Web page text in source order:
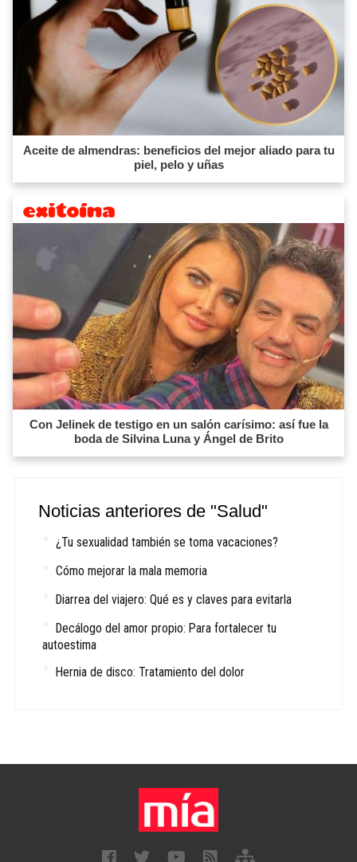
Aceite de almendras: beneficios del mejor aliado para tu
piel, pelo y uñas
Con Jelinek de testigo en un salón carísimo: así fue la
boda de Silvina Luna y Ángel de Brito
Noticias anteriores de "Salud"
¿Tu sexualidad también se toma vacaciones?
Cómo mejorar la mala memoria
Diarrea del viajero: Qué es y claves para evitarla
Decálogo del amor propio: Para fortalecer tu
autoestima
Hernia de disco: Tratamiento del dolor